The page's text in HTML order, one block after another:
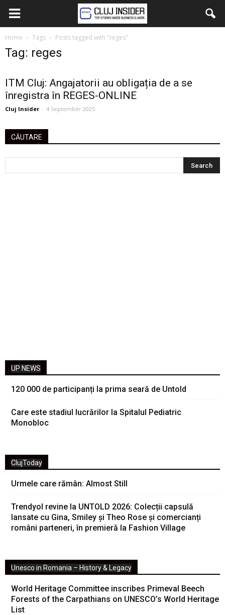
Home Tags Posts tagged with "reges"
Tag: reges
ITM Cluj: Angajatorii au obligația de a se
înregistra în REGES-ONLINE
Cluj Insider - 4 September 2025
CĂUTARE
UP NEWS
120 000 de participanți la prima seară de Untold
Care este stadiul lucrărilor la Spitalul Pediatric
Monobloc
ClujToday
Urmele care rămân: Almost Still
Trendyol revine la UNTOLD 2026: Colecții capsulă
lansate cu Gina, Smiley și Theo Rose și comercianți
români parteneri, în premieră la Fashion Village
Unesco in Romania – History & Legacy
World Heritage Committee inscribes Primeval Beech
Forests of the Carpathians on UNESCO’s World Heritage
List